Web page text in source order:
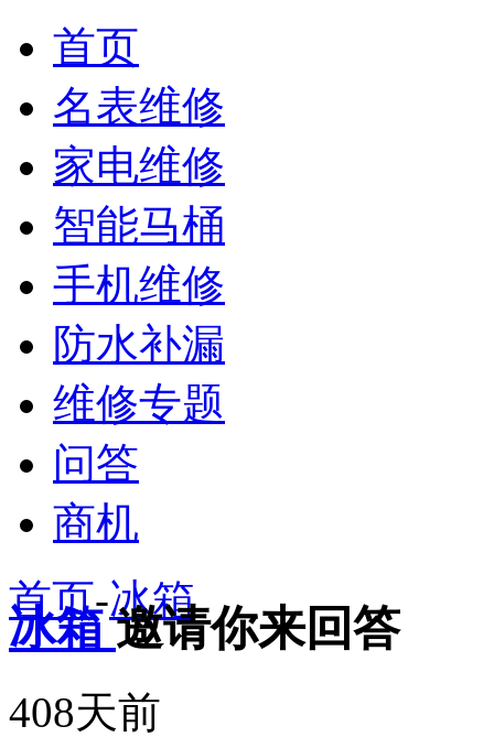
首页
名表维修
家电维修
智能马桶
手机维修
防水补漏
维修专题
问答
商机
首页-冰箱
冰箱邀请你来回答
408天前